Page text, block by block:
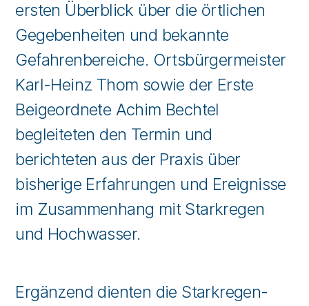
ersten Überblick über die örtlichen
Gegebenheiten und bekannte
Gefahrenbereiche. Ortsbürgermeister
Karl-Heinz Thom sowie der Erste
Beigeordnete Achim Bechtel
begleiteten den Termin und
berichteten aus der Praxis über
bisherige Erfahrungen und Ereignisse
im Zusammenhang mit Starkregen
und Hochwasser.
Ergänzend dienten die Starkregen-